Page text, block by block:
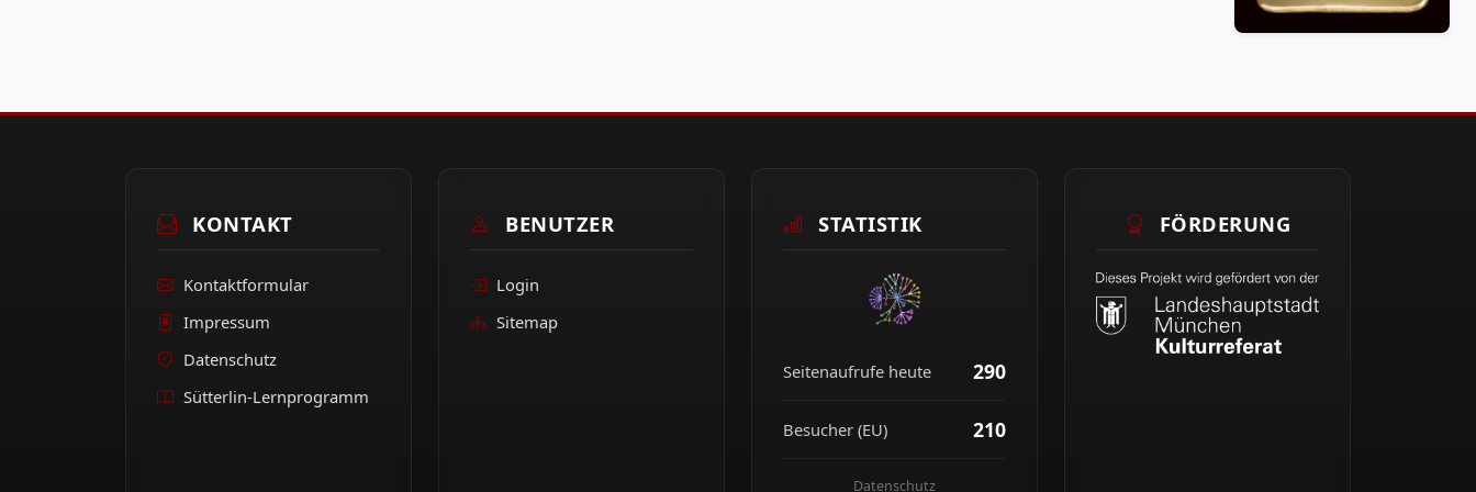
KONTAKT
Kontaktformular
Impressum
Datenschutz
Sütterlin-Lernprogramm
BENUTZER
Login
Sitemap
STATISTIK
Seitenaufrufe heute 290
Besucher (EU) 210
Datenschutz
FÖRDERUNG